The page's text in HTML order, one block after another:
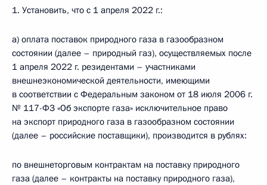
1. Установить, что с 1 апреля 2022 г.:
а) оплата поставок природного газа в газообразном
состоянии (далее – природный газ), осуществляемых после
1 апреля 2022 г. резидентами – участниками
внешнеэкономической деятельности, имеющими
в соответствии с Федеральным законом от 18 июля 2006 г.
№ 117-ФЗ «Об экспорте газа» исключительное право
на экспорт природного газа в газообразном состоянии
(далее – российские поставщики), производится в рублях:
по внешнеторговым контрактам на поставку природного
газа (далее – контракты на поставку природного газа),